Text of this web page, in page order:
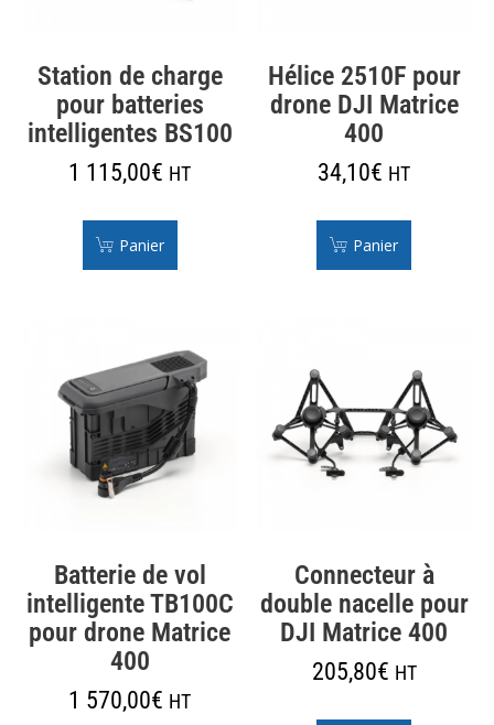
Station de charge
pour batteries
intelligentes BS100
1 115,00€ HT
Panier
Hélice 2510F pour
drone DJI Matrice
400
34,10€ HT
Panier
Batterie de vol
intelligente TB100C
pour drone Matrice
400
1 570,00€ HT
Connecteur à
double nacelle pour
DJI Matrice 400
205,80€ HT